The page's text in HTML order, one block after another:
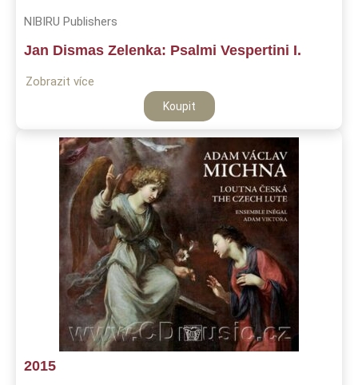
NIBIRU Publishers
Jan Dismas Zelenka: Psalmi Vespertini I.
Zobrazit více
Koupit
2015